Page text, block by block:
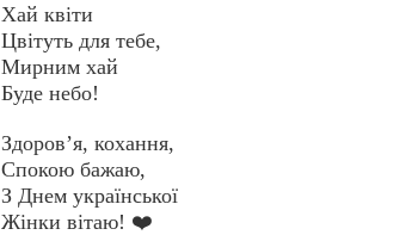
Хай квіти
Цвітуть для тебе,
Мирним хай
Буде небо!
Здоров’я, кохання,
Спокою бажаю,
З Днем української
Жінки вітаю! ❤️